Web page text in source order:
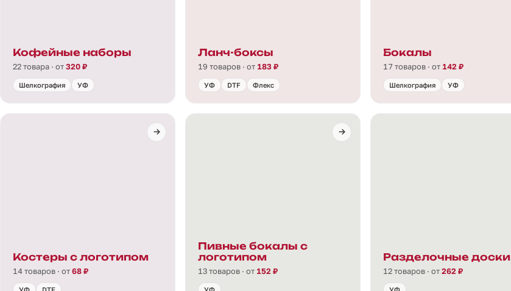
Кофейные наборы
22 товара · от320 ₽
Шелкография УФ
Ланч-боксы
19 товаров · от 183 ₽
УФ DTF Флекс
Бокалы
17 товаров · от 142 ₽
Шелкография УФ
Костеры с логотипом
14 товаров · от68 ₽
Пивные бокалы с
логотипом
13 товаров · от 152 ₽
Разделочные доски
12 товаров · от262 ₽